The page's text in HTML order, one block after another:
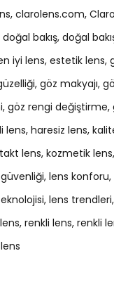
clarolens.com
doğal bakış doğal
iyi lens estetik lens
göz makyajı
göz rengi değiştirme
lens haresiz lens
lens kozmetik lens
lens konforu
lens trendleri
renkli lens renkli
lens